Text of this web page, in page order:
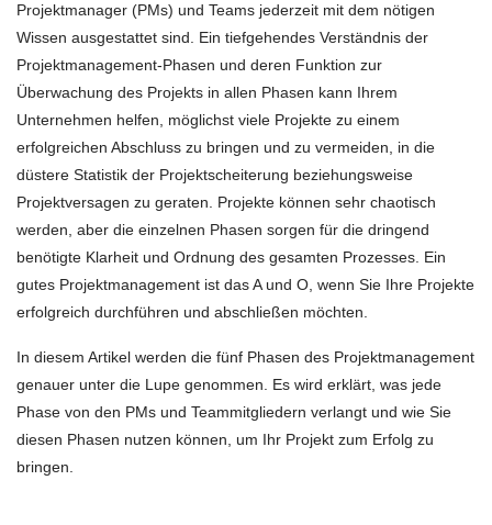
Projektmanager (PMs) und Teams jederzeit mit dem nötigen
Wissen ausgestattet sind. Ein tiefgehendes Verständnis der
Projektmanagement-Phasen und deren Funktion zur
Überwachung des Projekts in allen Phasen kann Ihrem
Unternehmen helfen, möglichst viele Projekte zu einem
erfolgreichen Abschluss zu bringen und zu vermeiden, in die
düstere Statistik der Projektscheiterung beziehungsweise
Projektversagen zu geraten. Projekte können sehr chaotisch
werden, aber die einzelnen Phasen sorgen für die dringend
benötigte Klarheit und Ordnung des gesamten Prozesses. Ein
gutes Projektmanagement ist das A und O, wenn Sie Ihre Projekte
erfolgreich durchführen und abschließen möchten.
In diesem Artikel werden die fünf Phasen des Projektmanagement
genauer unter die Lupe genommen. Es wird erklärt, was jede
Phase von den PMs und Teammitgliedern verlangt und wie Sie
diesen Phasen nutzen können, um Ihr Projekt zum Erfolg zu
bringen.